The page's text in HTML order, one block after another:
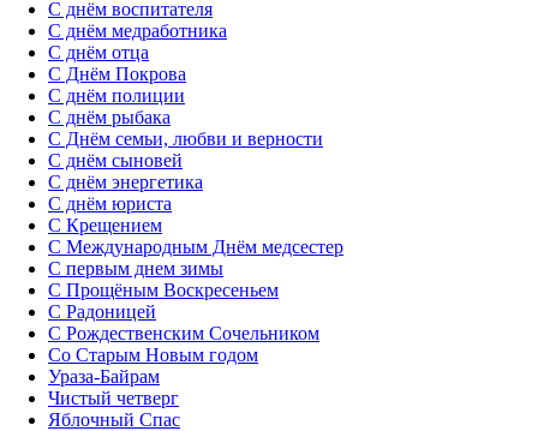
С днём воспитателя
С днём медработника
С днём отца
С Днём Покрова
С днём полиции
С днём рыбака
С Днём семьи, любви и верности
С днём сыновей
С днём энергетика
С днём юриста
С Крещением
С Международным Днём медсестер
С первым днем зимы
С Прощёным Воскресеньем
С Радоницей
С Рождественским Сочельником
Со Старым Новым годом
Ураза-Байрам
Чистый четверг
Яблочный Спас